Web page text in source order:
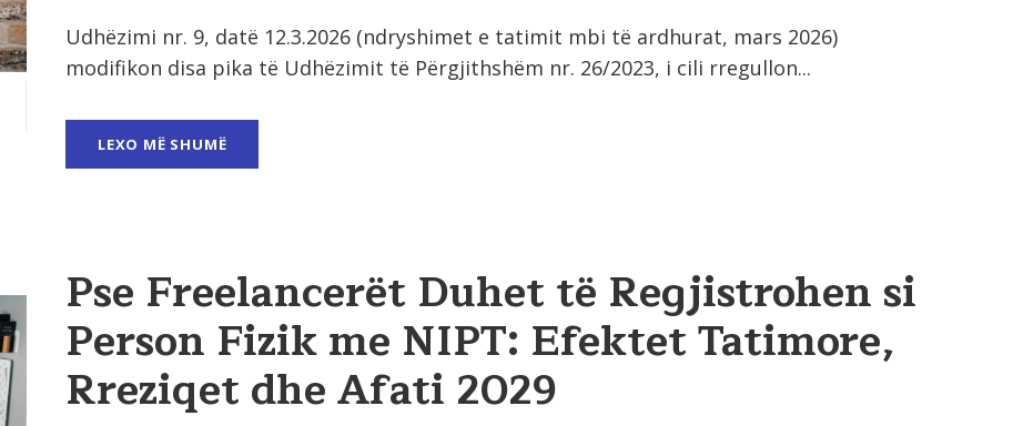
Udhëzimi nr. 9, datë 12.3.2026 (ndryshimet e tatimit mbi të ardhurat, mars 2026)
modifikon disa pika të Udhëzimit të Përgjithshëm nr. 26/2023, i cili rregullon...
LEXO MË SHUMË
Pse Freelancerët Duhet të Regjistrohen si
Person Fizik me NIPT: Efektet Tatimore,
Rreziqet dhe Afati 2029